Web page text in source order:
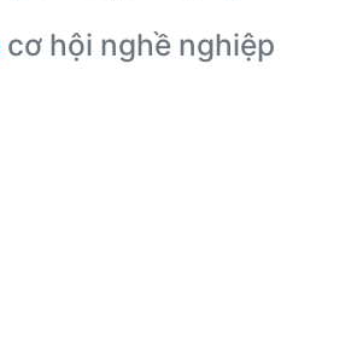
cơ hội nghề nghiệp